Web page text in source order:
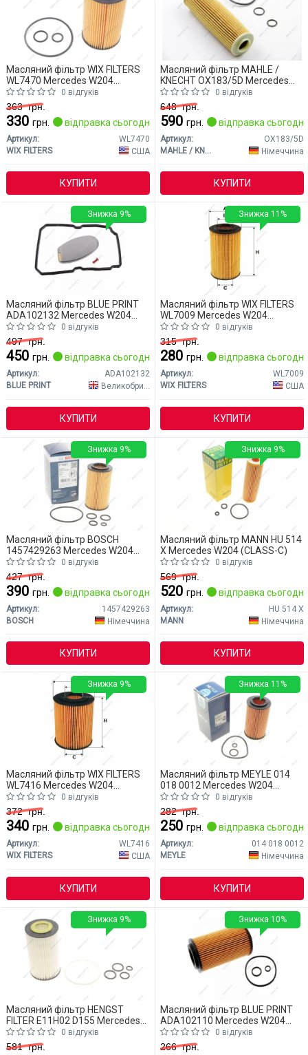
Масляний фільтр WIX FILTERS
WL7470 Mercedes W204
(CLASS-C)
0 відгуків
363грн.
330 грн. відправка сьогодні
Артикул:
WL7470
WIX FILTERS
США
КУПИТИ
Масляний фільтр MAHLE /
KNECHT OX183/5D Mercedes
W204 (CLASS-C)0 відгуків
648грн.
590 грн. відправка сьогодні
Артикул:
OX183/5D
MAHLE / KNECHT
Німеччина
КУПИТИ
Масляний фільтр BLUE PRINT
ADA102132 Mercedes W204
(CLASS-C)
0 відгуків
497грн.
450 грн. відправка сьогодні
Артикул:
ADA102132
BLUE PRINT
Великобританія
КУПИТИ
Знижка 9%
Масляний фільтр WIX FILTERS
WL7009 Mercedes W204
(CLASS-C)
0 відгуків
315грн.
280 грн. відправка сьогодні
Артикул:
WL7009
WIX FILTERS
США
КУПИТИ
Знижка 11%
Масляний фільтр BOSCH
1457429263 Mercedes W204
(CLASS-C)
0 відгуків
427грн.
390 грн. відправка сьогодні
Артикул:
1457429263
BOSCH
Німеччина
КУПИТИ
Знижка 9%
Масляний фільтр MANN HU 514
X Mercedes W204 (CLASS-C)
0 відгуків
569грн.
520 грн. відправка сьогодні
Артикул:
HU 514 X
MANN
Німеччина
КУПИТИ
Знижка 9%
Масляний фільтр WIX FILTERS
WL7416 Mercedes W204
(CLASS-C)
0 відгуків
372грн.
340 грн. відправка сьогодні
Артикул:
WL7416
WIX FILTERS
США
КУПИТИ
Знижка 9%
Масляний фільтр MEYLE 014
018 0012 Mercedes W204
(CLASS-C)
0 відгуків
282грн.
250 грн. відправка сьогодні
Артикул:
014 018 0012
MEYLE
Німеччина
КУПИТИ
Знижка 11%
Масляний фільтр HENGST
FILTER E11H02 D155 Mercedes
W204 (CLASS-C)0 відгуків
581грн.
Знижка 9%
Масляний фільтр BLUE PRINT
ADA102110 Mercedes W204
(CLASS-C)
0 відгуків
266грн.
Знижка 10%